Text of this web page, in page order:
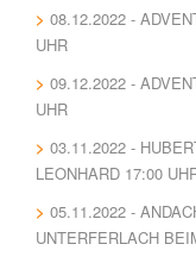
08.12.2022 -
UHR
09.12.2022 -
UHR
03.11.2022 -
LEONHARD 17:00
05.11.2022 -
UNTERFERLACH